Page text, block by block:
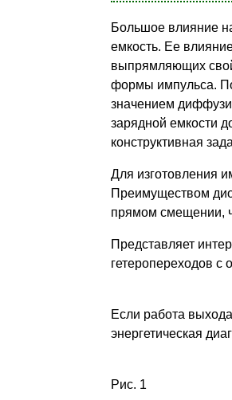
Большое влияние
емкость. Ее
выпрямляющих
формы импульса.
значением
зарядной емкости
конструктивная
Для изготовления
Преимуществом
прямом смещении,
Представляет
гетеропереходов с
Если работа
энергетическая
Рис. 1